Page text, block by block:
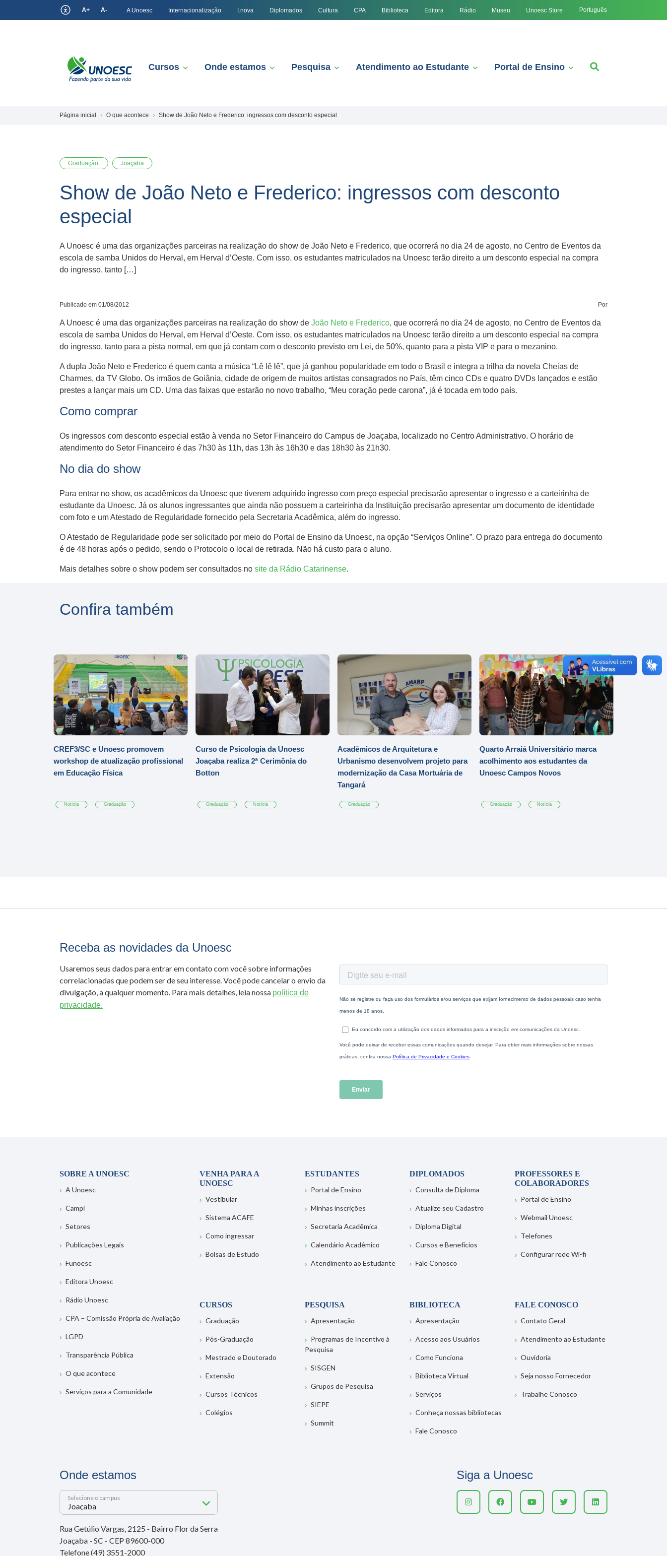
A+ A- A Unoesc Internacionalização I.nova Diplomados Cultura CPA Biblioteca Editora Rádio Museu Unoesc Store Português
Cursos Onde estamos Pesquisa Atendimento ao Estudante Portal de Ensino
Página inicial O que acontece Show de João Neto e Frederico: ingressos com desconto especial
Graduação Joaçaba
Show de João Neto e Frederico: ingressos com desconto
especial
A Unoesc é uma das organizações parceiras na realização do show de João Neto e Frederico, que ocorrerá no dia 24 de agosto, no Centro de Eventos da
escola de samba Unidos do Herval, em Herval d’Oeste. Com isso, os estudantes matriculados na Unoesc terão direito a um desconto especial na compra
do ingresso, tanto […]
Publicado em 01/08/2012 Por
A Unoesc é uma das organizações parceiras na realização do show de João Neto e Frederico, que ocorrerá no dia 24 de agosto, no Centro de Eventos da
escola de samba Unidos do Herval, em Herval d’Oeste. Com isso, os estudantes matriculados na Unoesc terão direito a um desconto especial na compra
do ingresso, tanto para a pista normal, em que já contam com o desconto previsto em Lei, de 50%, quanto para a pista VIP e para o mezanino.
A dupla João Neto e Frederico é quem canta a música “Lê lê lê”, que já ganhou popularidade em todo o Brasil e integra a trilha da novela Cheias de
Charmes, da TV Globo. Os irmãos de Goiânia, cidade de origem de muitos artistas consagrados no País, têm cinco CDs e quatro DVDs lançados e estão
prestes a lançar mais um CD. Uma das faixas que estarão no novo trabalho, “Meu coração pede carona”, já é tocada em todo país.
Como comprar
Os ingressos com desconto especial estão à venda no Setor Financeiro do Campus de Joaçaba, localizado no Centro Administrativo. O horário de
atendimento do Setor Financeiro é das 7h30 às 11h, das 13h às 16h30 e das 18h30 às 21h30.
No dia do show
Para entrar no show, os acadêmicos da Unoesc que tiverem adquirido ingresso com preço especial precisarão apresentar o ingresso e a carteirinha de
estudante da Unoesc. Já os alunos ingressantes que ainda não possuem a carteirinha da Instituição precisarão apresentar um documento de identidade
com foto e um Atestado de Regularidade fornecido pela Secretaria Acadêmica, além do ingresso.
O Atestado de Regularidade pode ser solicitado por meio do Portal de Ensino da Unoesc, na opção “Serviços Online”. O prazo para entrega do documento
é de 48 horas após o pedido, sendo o Protocolo o local de retirada. Não há custo para o aluno.
Mais detalhes sobre o show podem ser consultados no site da Rádio Catarinense.
Confira também
CREF3/SC e Unoesc promovem
workshop de atualização profissional
em Educação Física
Notícia Graduação
Curso de Psicologia da Unoesc
Joaçaba realiza 2ª Cerimônia do
Botton
Graduação Notícia
Acadêmicos de Arquitetura e
Urbanismo desenvolvem projeto para
modernização da Casa Mortuária de
Tangará
Graduação
Quarto Arraiá Universitário marca
acolhimento aos estudantes da
Unoesc Campos Novos
Graduação Notícia
Receba as novidades da Unoesc
Usaremos seus dados para entrar em contato com você sobre informações
correlacionadas que podem ser de seu interesse. Você pode cancelar o envio da
divulgação, a qualquer momento. Para mais detalhes, leia nossa política de
privacidade.
SOBRE A UNOESC
A Unoesc
Campi
Setores
Publicações Legais
Funoesc
Editora Unoesc
Rádio Unoesc
CPA – Comissão Própria de Avaliação
LGPD
Transparência Pública
O que acontece
Serviços para a Comunidade
VENHA PARA A
UNOESC
Vestibular
Sistema ACAFE
Como ingressar
Bolsas de Estudo
ESTUDANTES
Portal de Ensino
Minhas inscrições
Secretaria Acadêmica
Calendário Acadêmico
Atendimento ao Estudante
DIPLOMADOS
Consulta de Diploma
Atualize seu Cadastro
Diploma Digital
Cursos e Benefícios
Fale Conosco
PROFESSORES E
COLABORADORES
Portal de Ensino
Webmail Unoesc
Telefones
Configurar rede Wi-fi
CURSOS
Graduação
Pós-Graduação
Mestrado e Doutorado
Extensão
Cursos Técnicos
Colégios
PESQUISA
Apresentação
Programas de Incentivo à
Pesquisa
SISGEN
Grupos de Pesquisa
SIEPE
Summit
BIBLIOTECA
Apresentação
Acesso aos Usuários
Como Funciona
Biblioteca Virtual
Serviços
Conheça nossas bibliotecas
Fale Conosco
FALE CONOSCO
Contato Geral
Atendimento ao Estudante
Ouvidoria
Seja nosso Fornecedor
Trabalhe Conosco
Onde estamos
Selecione o campus
Rua Getúlio Vargas, 2125 - Bairro Flor da Serra
Joaçaba - SC - CEP 89600-000
Telefone (49) 3551-2000
Siga a Unoesc